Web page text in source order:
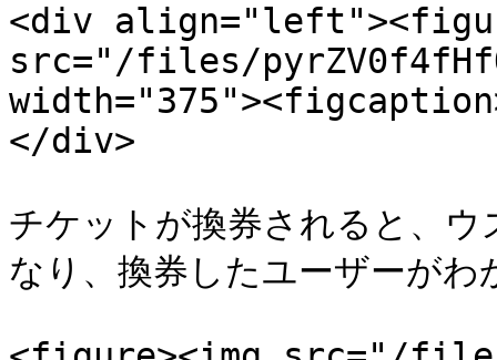
<div
src="/files/
</div>
チケットが換券されると、
なり、換券したユーザーがわ